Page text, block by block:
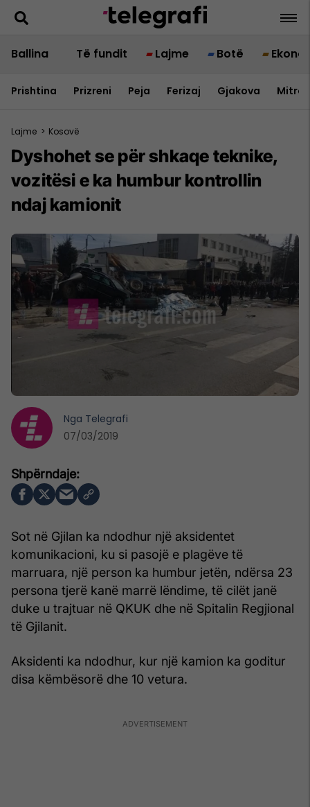
Ballina Të fundit Lajme Botë
Prishtina Prizreni Peja Ferizaj Gjakova
Lajme > Kosovë
Dyshohet se për shkaqe teknike,
vozitësi e ka humbur kontrollin
ndaj kamionit
Sot në Gjilan ka ndodhur një aksidentet
komunikacioni, ku si pasojë e plagëve të
marruara, një person ka humbur jetën, ndërsa 23
persona tjerë kanë marrë lëndime, të cilët janë
duke u trajtuar në QKUK dhe në Spitalin Regjional
të Gjilanit.
Aksidenti ka ndodhur, kur një kamion ka goditur
disa këmbësorë dhe 10 vetura.
Nga Telegrafi
07/03/2019